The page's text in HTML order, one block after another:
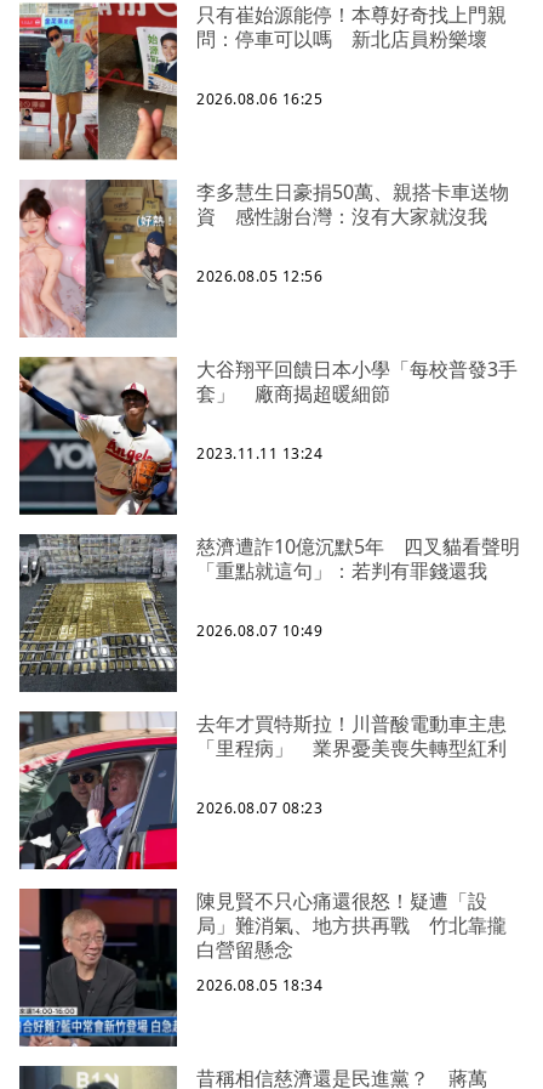
只有崔始源能停！本尊好奇找上門親
問：停車可以嗎 新北店員粉樂壞
2026.08.06 16:25
李多慧生日豪捐50萬、親搭卡車送物
資 感性謝台灣：沒有大家就沒我
2026.08.05 12:56
大谷翔平回饋日本小學「每校普發3手
套」 廠商揭超暖細節
2023.11.11 13:24
慈濟遭詐10億沉默5年 四叉貓看聲明
「重點就這句」：若判有罪錢還我
2026.08.07 10:49
去年才買特斯拉！川普酸電動車主患
「里程病」 業界憂美喪失轉型紅利
2026.08.07 08:23
陳見賢不只心痛還很怒！疑遭「設
局」難消氣、地方拱再戰 竹北靠攏
白營留懸念
2026.08.05 18:34
昔稱相信慈濟還是民進黨？ 蔣萬